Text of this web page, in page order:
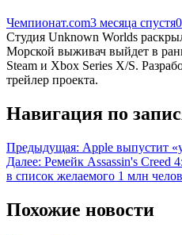
Чемпионат.com3 месяца спустя0
Студия Unknown Worlds
Морской выживач выйдет в
Steam и Xbox Series X/S.
трейлер проекта.
Навигация по
Предыдущая: Apple выпустит
Далее: Ремейк Assassin's Creed
в список желаемого 1 млн
Похожие новости